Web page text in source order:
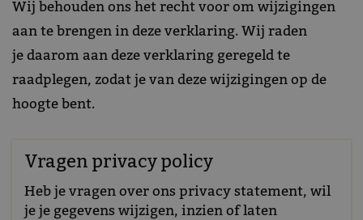
Wij behouden ons het recht voor om wijzigingen
aan te brengen in deze verklaring. Wij raden
je daarom aan deze verklaring geregeld te
raadplegen, zodat je van deze wijzigingen op de
hoogte bent.
Vragen privacy policy
Heb je vragen over ons privacy statement, wil
je je gegevens wijzigen, inzien of laten